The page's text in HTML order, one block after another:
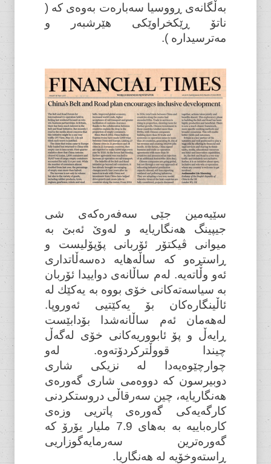
بەڵگانەی ڕووسیا سەبارەت بەوەی کە (
ناتۆ ڕێکخراوێکی هێرشبەر و
مەترسیدارە ).
سێیەمین جێی سەفەرەکەی شی
جیپینگ هەنگاریایە و لەوێ ئەبێ بە
میوانی ڤیکتۆر ئۆربانی پۆپۆلیست و
ڕاستڕەو کە ساڵەهایە دەسەڵاتداری
ئەو وڵاتەیە. لەم ساڵانەی دواییدا ئۆربان
بە سیاسەتەکانی خۆی بووە بە یەکێك لە
ئاڵینگارەکان بۆ یەکێتیی ئەوروپا.
لەهەمان ئەم ساڵانەشدا بۆدابێست
ڕایەڵ و پۆ ئابووریەکانی خۆی لەگەڵ
چیندا قووڵترکردۆتەوە. لەو
چوارچێوەیەدا لە نزیکی شاری
دوبیرسون کە دووەمی شاری گەورەی
هەنگاریایە، چین سەرقاڵی دروستکردنی
کارگەیەکی گەورەی پاتریی وزەی
کارەباییە بە بەهای 7.9 ملیار یۆرۆ کە
گەورەترین سەرمایەگوزاریی
ڕاستەوخۆیە لە هەنگاریا.